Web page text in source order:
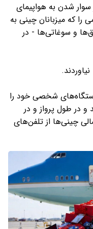
شدن به هواپیمای
را که میزبانان چینی به
و سوغاتی‌ها - در
شخصی خود را
و در طول پرواز و در
چینی‌ها از تلفن‌های